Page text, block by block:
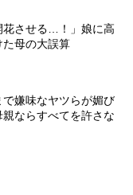
花させる…！」娘に高
母の大誤算
嫌味なヤツらが媚び
ならすべてを許さな